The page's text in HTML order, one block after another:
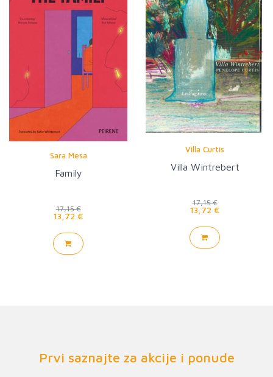
Sara Mesa
Family
17,15 €
13,72 €
Villa Curtis
Villa Wintrebert
17,15 €
13,72 €
Prvi saznajte za akcije i ponude